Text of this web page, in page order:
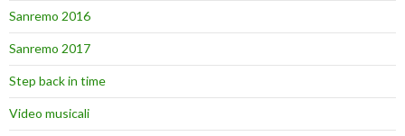
Sanremo 2016
Sanremo 2017
Step back in time
Video musicali